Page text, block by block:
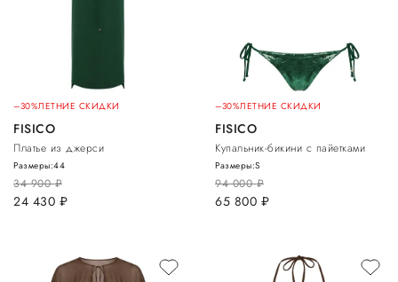
–30%ЛЕТНИЕ СКИДКИ
FISICO
Платье из джерси
34 900руб.
24 430 руб.
Размеры:44
–30%ЛЕТНИЕ СКИДКИ
FISICO
Купальник-бикини с пайетками
94 000руб.
65 800 руб.
Размеры:S